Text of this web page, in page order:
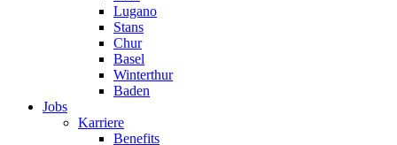
Lugano
Stans
Chur
Basel
Winterthur
Baden
Jobs
Karriere
Benefits